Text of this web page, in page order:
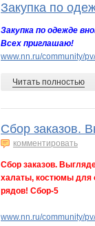
Закупка по
Закупка по одежде
Всех приглашаю!
www.nn.ru/community/
Читать полностью
Сбор заказов.
комментировать
Сбор заказов.
халаты, костюмы для
рядов! Сбор-5
www.nn.ru/community/